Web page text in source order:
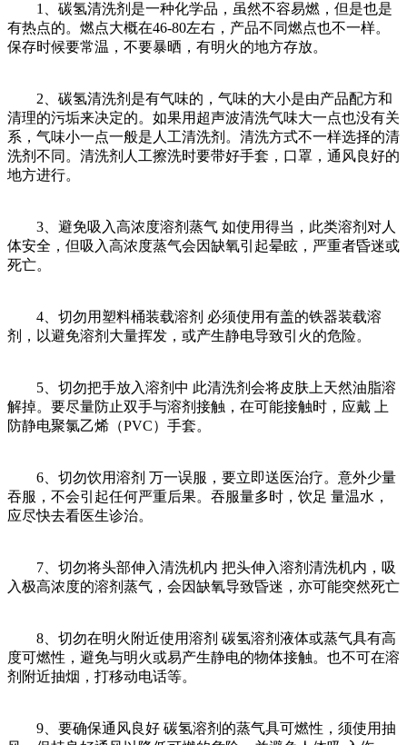
1、碳氢清洗剂是一种化学品，虽然不容易燃，但是也是
有热点的。燃点大概在46-80左右，产品不同燃点也不一样。
保存时候要常温，不要暴晒，有明火的地方存放。
2、碳氢清洗剂是有气味的，气味的大小是由产品配方和
清理的污垢来决定的。如果用超声波清洗气味大一点也没有关
系，气味小一点一般是人工清洗剂。清洗方式不一样选择的清
洗剂不同。清洗剂人工擦洗时要带好手套，口罩，通风良好的
地方进行。
3、避免吸入高浓度溶剂蒸气 如使用得当，此类溶剂对人
体安全，但吸入高浓度蒸气会因缺氧引起晕眩，严重者昏迷或
死亡。
4、切勿用塑料桶装载溶剂 必须使用有盖的铁器装载溶
剂，以避免溶剂大量挥发，或产生静电导致引火的危险。
5、切勿把手放入溶剂中 此清洗剂会将皮肤上天然油脂溶
解掉。要尽量防止双手与溶剂接触，在可能接触时，应戴 上
防静电聚氯乙烯（PVC）手套。
6、切勿饮用溶剂 万一误服，要立即送医治疗。意外少量
吞服，不会引起任何严重后果。吞服量多时，饮足 量温水，
应尽快去看医生诊治。
7、切勿将头部伸入清洗机内 把头伸入溶剂清洗机内，吸
入极高浓度的溶剂蒸气，会因缺氧导致昏迷，亦可能突然死亡
8、切勿在明火附近使用溶剂 碳氢溶剂液体或蒸气具有高
度可燃性，避免与明火或易产生静电的物体接触。也不可在溶
剂附近抽烟，打移动电话等。
9、要确保通风良好 碳氢溶剂的蒸气具可燃性，须使用抽